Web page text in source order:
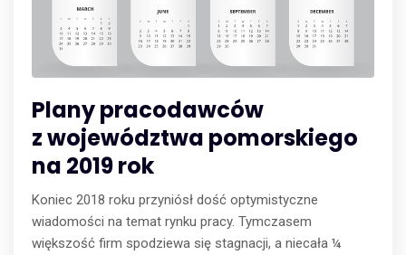
Plany pracodawców
z województwa pomorskiego
na 2019 rok
Koniec 2018 roku przyniósł dość optymistyczne
wiadomości na temat rynku pracy. Tymczasem
większość firm spodziewa się stagnacji, a niecała ¼